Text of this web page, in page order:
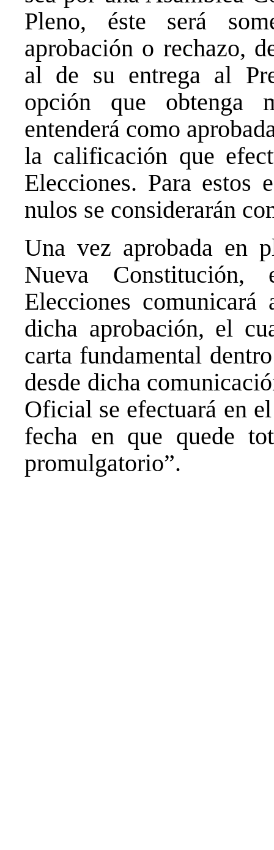
Pleno, éste será
aprobación o rechazo,
al de su entrega al
opción que obtenga
entenderá como
la calificación que
Elecciones. Para estos
nulos se considerarán
Una vez aprobada en
Nueva
Elecciones
dicha aprobación, el
carta fundamental
desde dicha
Oficial se efectuará en
fecha en que quede
promulgatorio”.